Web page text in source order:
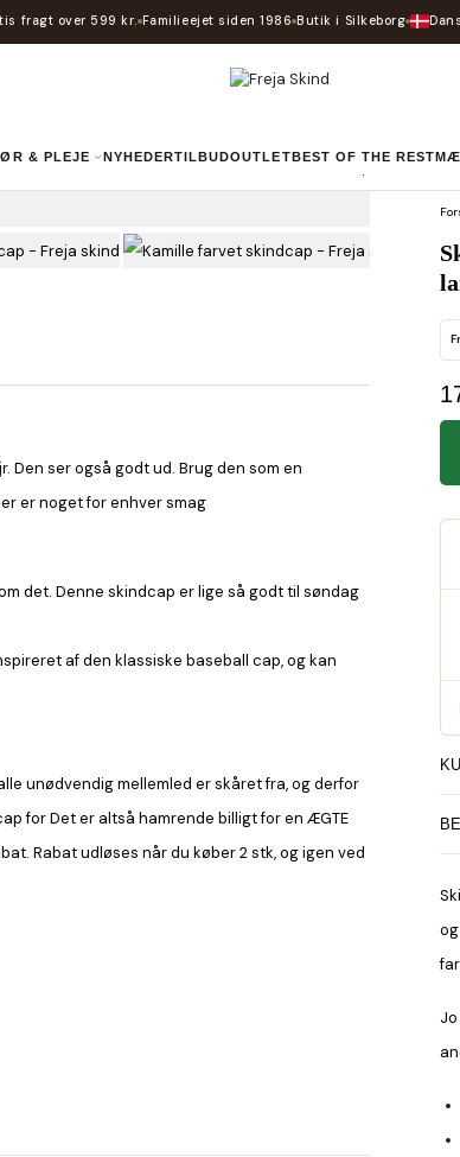
fragt over 599 kr. Familieejet siden 1986 Butik i Silkeborg
& PLEJE NYHEDER TILBUD OUTLET BEST OF THE REST
Den ser også godt ud. Brug den som en
er noget for enhver smag
det. Denne skindcap er lige så godt til søndag
af den klassiske baseball cap, og kan
unødvendig mellemled er skåret fra, og derfor
for Det er altså hamrende billigt for en ÆGTE
Rabat udløses når du køber 2 stk, og igen ved